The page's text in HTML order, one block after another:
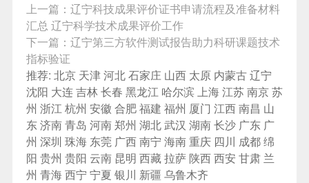
上一篇： 辽宁科技成果评价证书申请流程及准备材料
汇总 辽宁科学技术成果评价工作
下一篇： 辽宁第三方软件测试报告助力科研课题技术
指标验证
推荐: 北京 天津河北石家庄 山西 太原 内蒙古辽宁
沈阳 大连吉林长春 黑龙江 哈尔滨上海江苏南京苏
州 浙江杭州 安徽 合肥福建 福州 厦门 江西南昌 山
东济南青岛 河南郑州 湖北武汉 湖南长沙 广东 广
州 深圳 珠海 东莞 广西南宁 海南重庆 四川 成都绵
阳 贵州 贵阳 云南 昆明 西藏拉萨 陕西西安 甘肃 兰
州 青海西宁 宁夏 银川 新疆 乌鲁木齐